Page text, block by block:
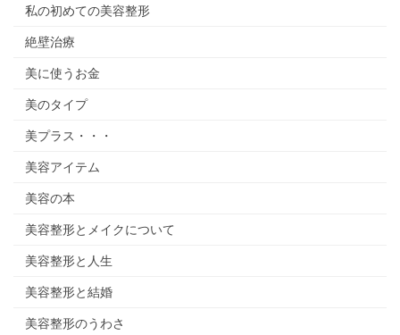
私の初めての美容整形
絶壁治療
美に使うお金
美のタイプ
美プラス・・・
美容アイテム
美容の本
美容整形とメイクについて
美容整形と人生
美容整形と結婚
美容整形のうわさ